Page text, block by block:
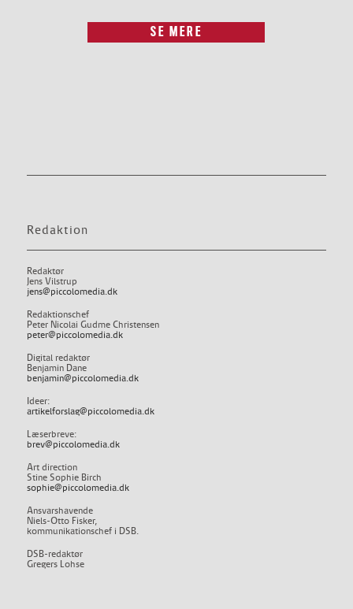
SE MERE
Redaktion
Redaktør
Jens Vilstrup
jens@piccolomedia.dk
Redaktionschef
Peter Nicolai Gudme Christensen
peter@piccolomedia.dk
Digital redaktør
Benjamin Dane
benjamin@piccolomedia.dk
Ideer:
artikelforslag@piccolomedia.dk
Læserbreve:
brev@piccolomedia.dk
Art direction
Stine Sophie Birch
sophie@piccolomedia.dk
Ansvarshavende
Niels-Otto Fisker,
kommunikationschef i DSB.
DSB-redaktør
Gregers Lohse